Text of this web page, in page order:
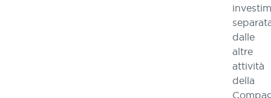
dalle
altre
attività
della